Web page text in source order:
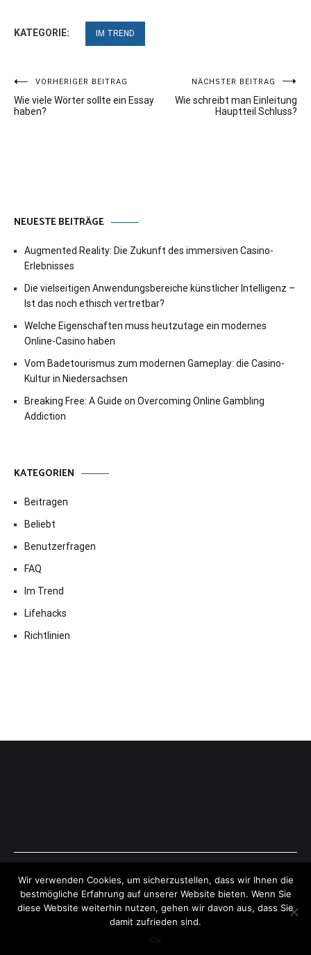
KATEGORIE: IM TREND
Beitragsnavigation
VORHERIGER BEITRAG
Wie viele Wörter sollte ein Essay
haben?
NÄCHSTER BEITRAG
Wie schreibt man Einleitung
Hauptteil Schluss?
NEUESTE BEITRÄGE
Augmented Reality: Die Zukunft des immersiven Casino-
Erlebnisses
Die vielseitigen Anwendungsbereiche künstlicher Intelligenz –
Ist das noch ethisch vertretbar?
Welche Eigenschaften muss heutzutage ein modernes
Online-Casino haben
Vom Badetourismus zum modernen Gameplay: die Casino-
Kultur in Niedersachsen
Breaking Free: A Guide on Overcoming Online Gambling
Addiction
KATEGORIEN
Beitragen
Beliebt
Benutzerfragen
FAQ
Im Trend
Lifehacks
Richtlinien
Copyright © 2026ExpressAntworten.com. All rights reserved.
Theme:Cenote by ThemeGrill. Powered byWordPress .
Wir verwenden Cookies, um sicherzustellen, dass wir Ihnen die
bestmögliche Erfahrung auf unserer Website bieten. Wenn Sie
diese Website weiterhin nutzen, gehen wir davon aus, dass Sie
damit zufrieden sind.
Ok